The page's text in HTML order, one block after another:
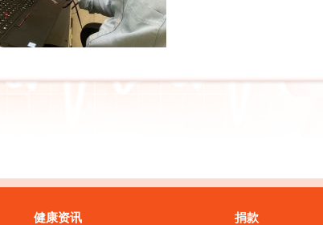
健康资讯 捐款